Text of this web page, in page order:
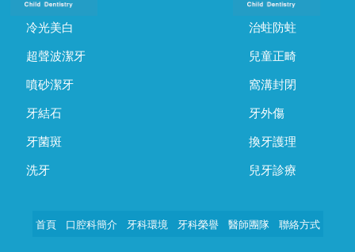
冷光美白
超聲波潔牙
噴砂潔牙
牙結石
牙菌斑
洗牙
治蛀防蛀
兒童正畸
窩溝封閉
牙外傷
換牙護理
兒牙診療
首頁 口腔科簡介 牙科環境 牙科榮譽 醫師團隊 聯絡方式